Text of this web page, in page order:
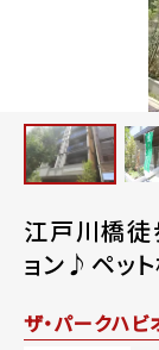
江戸川橋徒
ョン♪ペッ
ザ・パークハ